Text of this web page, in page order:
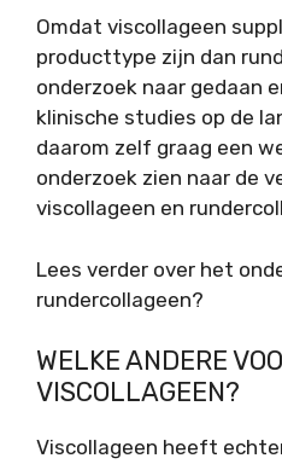
Omdat viscollageen
producttype zijn dan
onderzoek naar gedaan
klinische studies op de
daarom zelf graag een
onderzoek zien naar de
viscollageen en
Lees verder over het
rundercollageen?
WELKE ANDERE
VISCOLLAGEEN?
Viscollageen heeft